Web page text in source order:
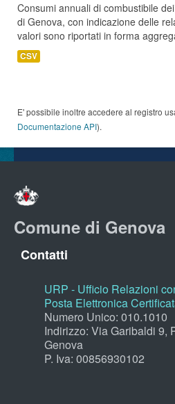
Consumi annuali di combustibile
di Genova, con indicazione delle
valori sono riportati in forma
CSV
E' possibile inoltre accedere al registro
Documentazione API).
Comune di Genova
Contatti
URP - Ufficio Relazioni
Posta Elettronica
Numero Unico: 010.1010
Indirizzo: Via Garibaldi 9,
Genova
P. Iva: 00856930102